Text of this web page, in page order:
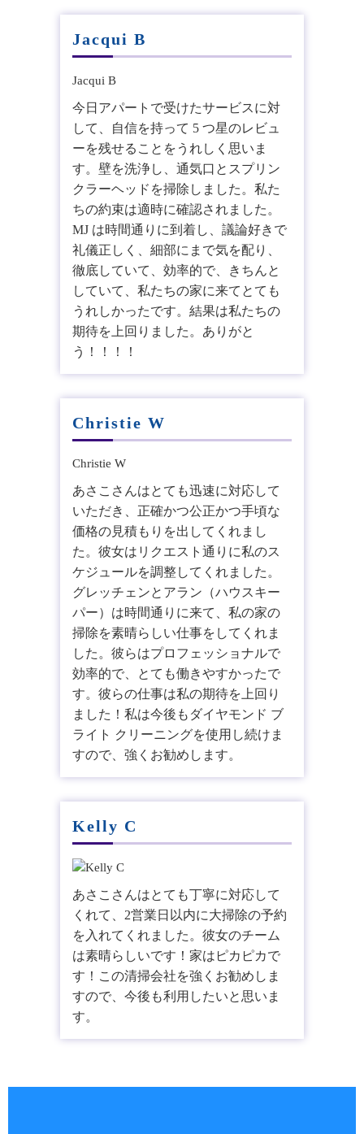
Jacqui B
今日アパートで受けたサービスに対
して、自信を持って 5 つ星のレビュ
ーを残せることをうれしく思いま
す。壁を洗浄し、通気口とスプリン
クラーヘッドを掃除しました。私た
ちの約束は適時に確認されました。
MJ は時間通りに到着し、議論好きで
礼儀正しく、細部にまで気を配り、
徹底していて、効率的で、きちんと
していて、私たちの家に来てとても
うれしかったです。結果は私たちの
期待を上回りました。ありがと
う！！！！
Christie W
あさこさんはとても迅速に対応して
いただき、正確かつ公正かつ手頃な
価格の見積もりを出してくれまし
た。彼女はリクエスト通りに私のス
ケジュールを調整してくれました。
グレッチェンとアラン（ハウスキー
パー）は時間通りに来て、私の家の
掃除を素晴らしい仕事をしてくれま
した。彼らはプロフェッショナルで
効率的で、とても働きやすかったで
す。彼らの仕事は私の期待を上回り
ました！私は今後もダイヤモンド ブ
ライト クリーニングを使用し続けま
すので、強くお勧めします。
Kelly C
あさこさんはとても丁寧に対応して
くれて、2営業日以内に大掃除の予約
を入れてくれました。彼女のチーム
は素晴らしいです！家はピカピカで
す！この清掃会社を強くお勧めしま
すので、今後も利用したいと思いま
す。